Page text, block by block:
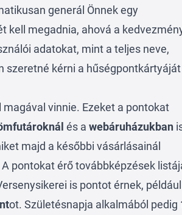
generál Önnek egy
kell megadnia, ahová a
adatokat, mint a teljes neve,
szeretné kérni a
vinnie. Ezeket a pontokat
és a webáruházukban
majd a későbbi vásárlásainál
pontokat érő továbbképzések
is pontot érnek,
ot. Születésnapja alkalmából pedig